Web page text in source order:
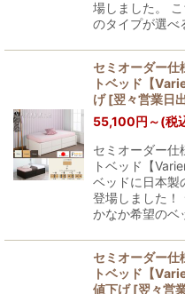
場しました。
のタイプが選
セミオーダー仕
トベッド【
げ [翌々営業日
55,100円 ～(税
セミオーダー仕
トベッド【
ベッドに日本製
登場しました！
かなか希望のベ
セミオーダー仕
トベッド【
値下げ [翌々営